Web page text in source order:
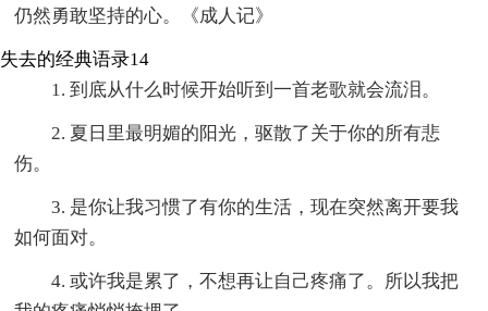
仍然勇敢坚持的心。《成人记》
失去的经典语录14
1. 到底从什么时候开始听到一首老歌就会流泪。
2. 夏日里最明媚的阳光，驱散了关于你的所有悲
伤。
3. 是你让我习惯了有你的生活，现在突然离开要我
如何面对。
4. 或许我是累了，不想再让自己疼痛了。所以我把